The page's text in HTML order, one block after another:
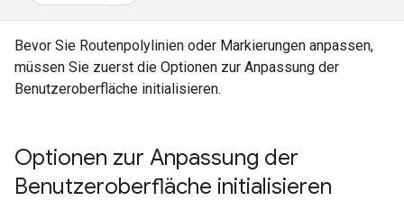
Bevor Sie Routenpolylinien oder Markierungen anpassen,
müssen Sie zuerst die Optionen zur Anpassung der
Benutzeroberfläche initialisieren.
Optionen zur Anpassung der
Benutzeroberfläche initialisieren